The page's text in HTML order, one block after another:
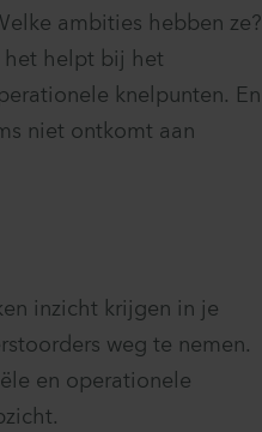
ambities hebben ze?
het helpt bij het
knelpunten. En
niet ontkomt aan
inzicht krijgen in je
weg te nemen.
en operationele